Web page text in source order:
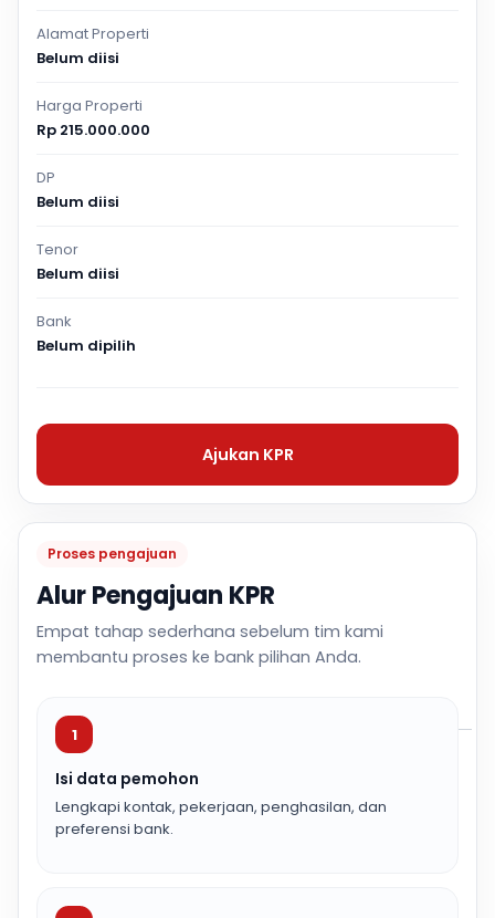
Proses pengajuan
Alur Pengajuan KPR
Empat tahap sederhana sebelum tim kami
membantu proses ke bank pilihan Anda.
1
Isi data pemohon
Lengkapi kontak, pekerjaan, penghasilan, dan
preferensi bank.
Alamat Properti
Belum diisi
Harga Properti
Rp 215.000.000
DP
Belum diisi
Tenor
Belum diisi
Bank
Belum dipilih
Ajukan KPR